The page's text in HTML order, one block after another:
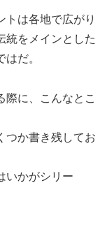
トは各地で広がり
統をメインとした
だ。
際に、こんなとこ
つか書き残してお
かがシリー